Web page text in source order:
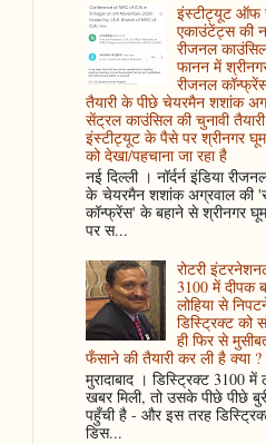
इंस्टीट्यूट ऑफ
एकाउंटेंट्स की
रीजनल
फानन में
रीजनल
तैयारी के पीछे चेयरमैन शशांक
सेंट्रल काउंसिल की चुनावी
इंस्टीट्यूट के पैसे पर श्रीनगर
को देखा/पहचाना जा रहा है
नई दिल्ली । नॉर्दर्न इंडिया
के चेयरमैन शशांक अग्रवाल की
कॉन्फ्रेंस' के बहाने से श्रीनगर
पर स...
रोटरी
3100 में दीपक
लोहिया से
डिस्ट्रिक्ट
ही फिर से
फँसाने की तैयारी कर ली है क्या ?
मुरादाबाद । डिस्ट्रिक्ट 3100 में
खबर मिली, तो उसके पीछे पीछे
पहुँची है - और इस तरह
डिस...